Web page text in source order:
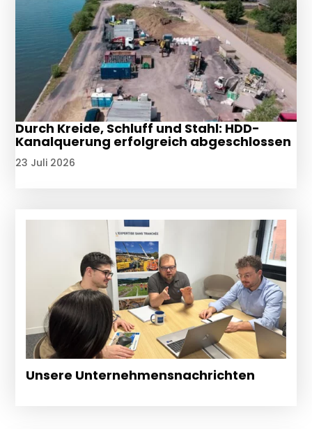
Durch Kreide, Schluff und Stahl: HDD-
Kanalquerung erfolgreich abgeschlossen
23 Juli 2026
Unsere Unternehmensnachrichten